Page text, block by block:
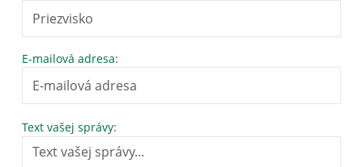
E-mailová adresa:
Text vašej správy: